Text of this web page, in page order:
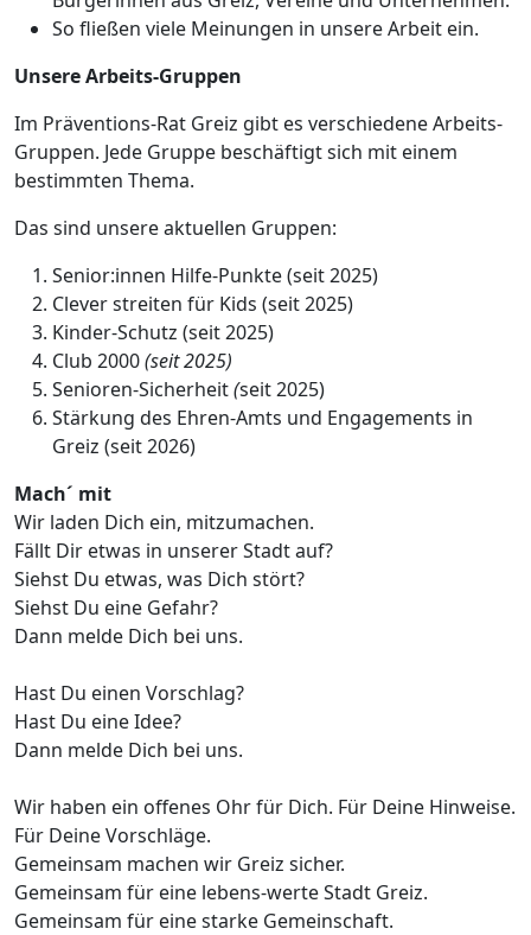
So fließen viele Meinungen in unsere Arbeit ein.
Unsere Arbeits-Gruppen
Im Präventions-Rat Greiz gibt es verschiedene Arbeits-
Gruppen. Jede Gruppe beschäftigt sich mit einem
bestimmten Thema.
Das sind unsere aktuellen Gruppen:
Senior:innen Hilfe-Punkte (seit 2025)
Clever streiten für Kids (seit 2025)
Kinder-Schutz (seit 2025)
Club 2000(seit 2025)
Senioren-Sicherheit(seit 2025)
Stärkung des Ehren-Amts und Engagements in
Greiz (seit 2026)
Mach´ mit
Wir laden Dich ein, mitzumachen.
Fällt Dir etwas in unserer Stadt auf?
Siehst Du etwas, was Dich stört?
Siehst Du eine Gefahr?
Dann melde Dich bei uns.
Hast Du einen Vorschlag?
Hast Du eine Idee?
Dann melde Dich bei uns.
Wir haben ein offenes Ohr für Dich. Für Deine Hinweise.
Für Deine Vorschläge.
Gemeinsam machen wir Greiz sicher.
Gemeinsam für eine lebens-werte Stadt Greiz.
Gemeinsam für eine starke Gemeinschaft.